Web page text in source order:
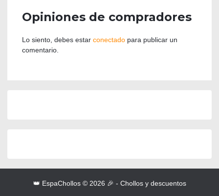
Opiniones de compradores
Lo siento, debes estar conectado para publicar un
comentario.
👑 EspaChollos © 2026 🎉 - Chollos y descuentos